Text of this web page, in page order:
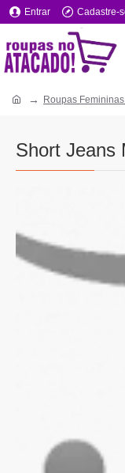
Entrar Cadastre-
Roupas
Short Jeans